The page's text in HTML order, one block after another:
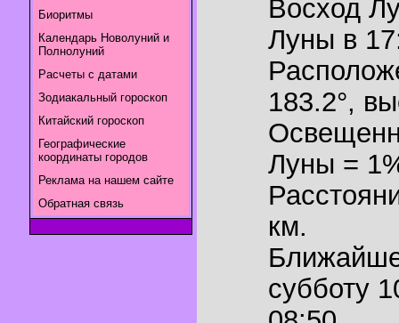
Биоритмы
Календарь Новолуний и
Полнолуний
Расчеты с датами
Зодиакальный гороскоп
Китайский гороскоп
Географические
координаты городов
Реклама на нашем сайте
Обратная связь
Восход
Луны в
183.2°,
Луны =
км.
субботу